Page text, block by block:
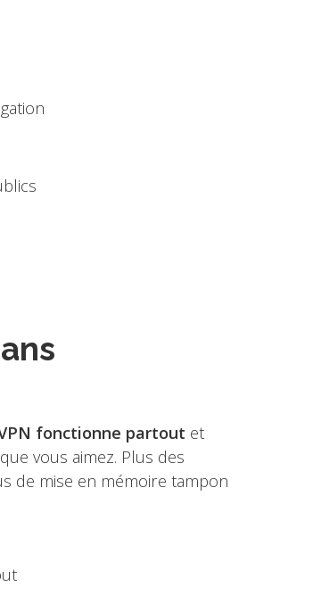
fonctionne partout et
vous aimez. Plus des
de mise en mémoire tampon